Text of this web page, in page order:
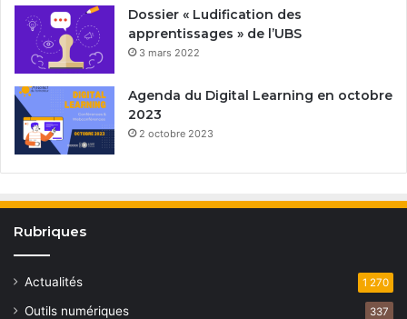
Dossier « Ludification des
apprentissages » de l’UBS
3 mars 2022
Agenda du Digital Learning en octobre
2023
2 octobre 2023
Rubriques
Actualités 1 270
Outils numériques 337